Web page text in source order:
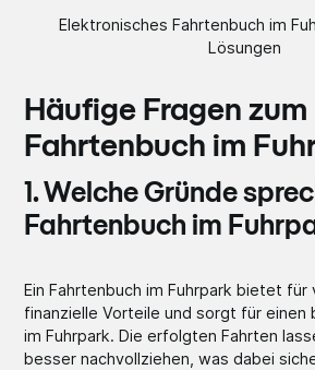
Elektronisches Fahrtenbuch im
Lösungen
Häufige Fragen zum
Fahrtenbuch im
1. Welche Gründe
Fahrtenbuch im
Ein Fahrtenbuch im Fuhrpark bietet für
finanzielle Vorteile und sorgt für einen
im Fuhrpark. Die erfolgten Fahrten
besser nachvollziehen, was dabei